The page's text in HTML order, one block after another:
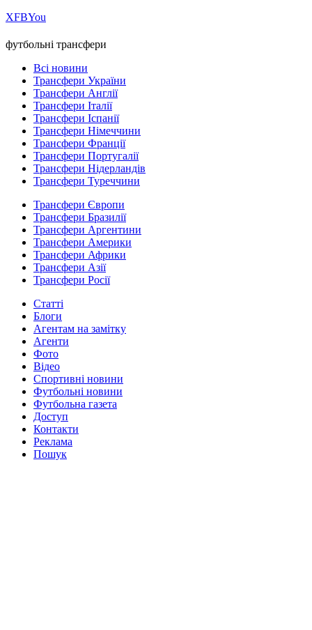
ХFBYou
футбольні трансфери
Всі новини
Трансфери України
Трансфери Англії
Трансфери Італії
Трансфери Іспанії
Трансфери Німеччини
Трансфери Франції
Трансфери Португалії
Трансфери Нідерландів
Трансфери Туреччини
Трансфери Європи
Трансфери Бразилії
Трансфери Аргентини
Трансфери Америки
Трансфери Африки
Трансфери Азії
Трансфери Росії
Статті
Блоги
Агентам на замітку
Агенти
Фото
Відео
Спортивні новини
Футбольні новини
Футбольна газета
Доступ
Контакти
Реклама
Пошук